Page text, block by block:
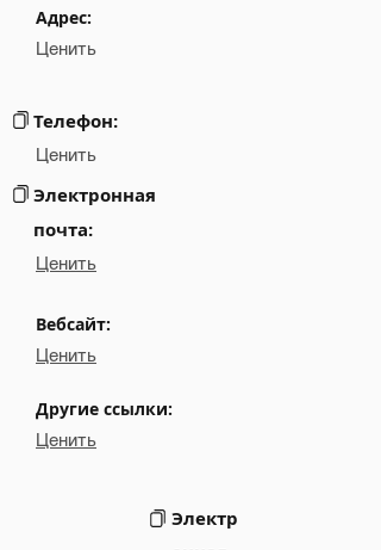
Email
Адрес:
Ценить
Телефон:
Ценить
Электронная
почта:
Ценить
Вебсайт:
Ценить
Другие ссылки:
Ценить
Электр